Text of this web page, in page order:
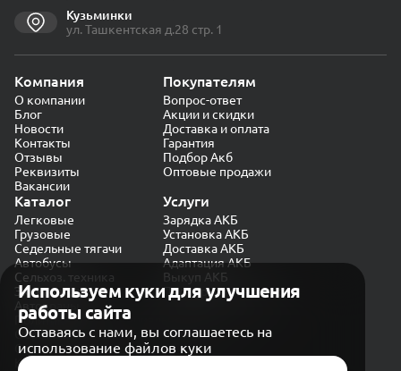
Используем куки для улучшения
работы сайта
Оставаясь с нами, вы соглашаетесь на
использование файлов куки
Кузьминки
ул. Ташкентская д.28 стр. 1
Компания
О компании
Блог
Новости
Контакты
Отзывы
Реквизиты
Вакансии
Покупателям
Вопрос-ответ
Акции и скидки
Доставка и оплата
Гарантия
Подбор Акб
Оптовые продажи
Каталог
Легковые
Грузовые
Седельные тягачи
Автобусы
Сельхоз. техника
Экскаваторы
Автокраны
Услуги
Зарядка АКБ
Установка АКБ
Доставка АКБ
Адаптация АКБ
Выкуп АКБ
Проверка генератора
Политика конфиденциальности
Обработка персональных данных
Согласие на обработку в «Яндекс.Метрика»
Карта сайта